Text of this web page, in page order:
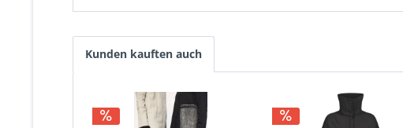
Kunden kauften auch